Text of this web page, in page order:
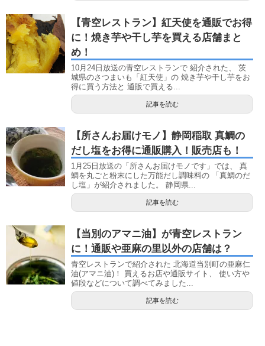
【青空レストラン】紅天使を通販でお得
に！焼き芋や干し芋を買える店舗まと
め！
10月24日放送の青空レストランで 紹介された、 茨
城県のさつまいも「紅天使」の 焼き芋や干し芋をお
得に買う方法と 通販で買える...
記事を読む
【所さんお届けモノ】静岡稲取 真鯛の
だし塩をお得に通販購入！販売店も！
1月25日放送の「所さんお届けモノです」では、 真
鯛を丸ごと粉末にした万能だし調味料の 「真鯛のだ
し塩」が紹介されました。 静岡県...
記事を読む
【当別のアマニ油】が青空レストラン
に！通販や亜麻の里以外の店舗は？
青空レストランで紹介された 北海道当別町の亜麻仁
油(アマニ油)！ 買えるお店や通販サイト、 使い方や
値段などについて調べてみました...
記事を読む